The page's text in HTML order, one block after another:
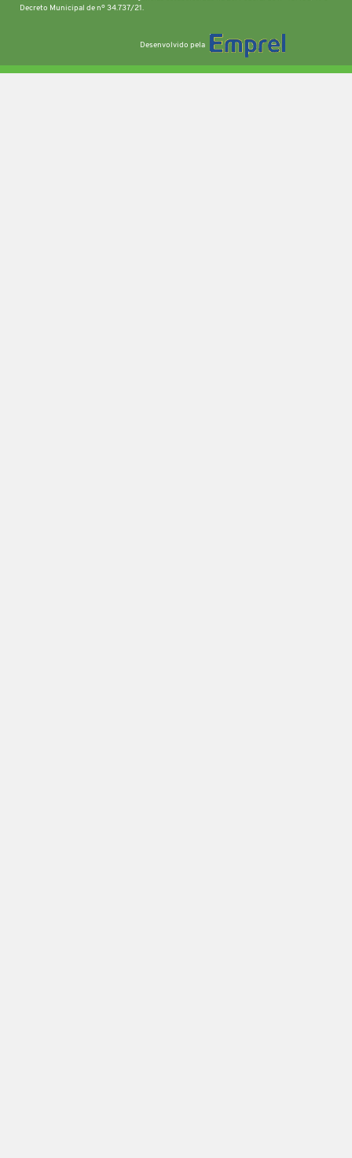
Decreto Municipal de nº 34.737/21.
Desenvolvido pela